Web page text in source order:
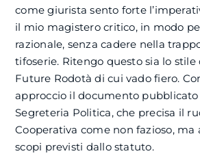
come giurista sento forte
il mio magistero critico, in modo
razionale, senza cadere nella
tifoserie. Ritengo questo sia lo stile
Future Rodotà di cui vado fiero.
approccio il documento
Segreteria Politica, che precisa il
Cooperativa come non fazioso, ma
scopi previsti dallo statuto.